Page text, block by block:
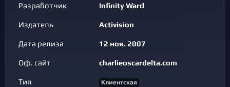
Разработчик Infinity Ward
Издатель Activision
Дата релиза 12 ноя. 2007
Оф. сайт charlieoscardelta.com
Тип Клиентская